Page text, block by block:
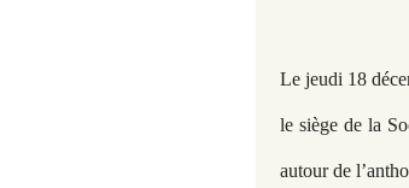
Le jeudi 18
le siège de la
autour de